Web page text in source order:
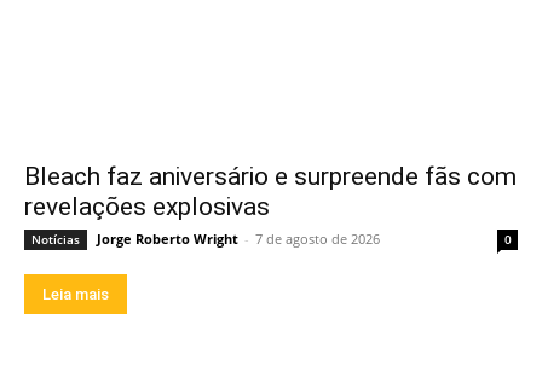
Bleach faz aniversário e surpreende fãs com
revelações explosivas
Notícias Jorge Roberto Wright - 7 de agosto de 2026 0
Leia mais